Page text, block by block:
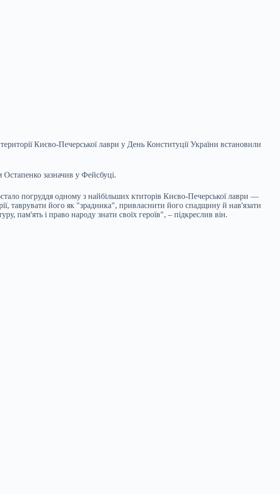
Києво-Печерської лаври у День Конституції України встановили
зазначив у Фейсбуці.
погруддя одному з найбільших ктиторів Києво-Печерської лаври —
таврувати його як "зрадника", привласнити його спадщину й нав'язати
пам'ять і право народу знати своїх героїв", – підкреслив він.